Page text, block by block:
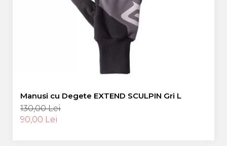
Manusi cu Degete EXTEND SCULPIN Gri L
130,00 Lei
90,00 Lei